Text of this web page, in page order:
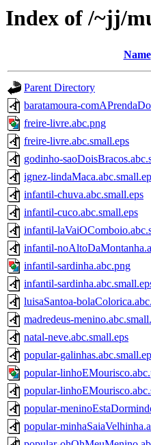
Index of /~jj/
Name
Parent Directory
baratamoura-
freire-livre.abc.png
freire-livre.abc.small.eps
godinho-
ignez-
infantil-chuva.abc.small.eps
infantil-cuco.abc.small.eps
infantil-
infantil-
infantil-sardinha.abc.png
infantil-
luisaSantoa-
madredeus-
natal-neve.abc.small.eps
popular-
popular-
popular-
popular-
popular-